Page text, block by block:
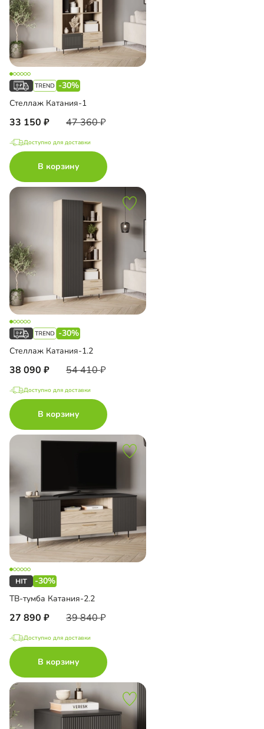
-30%
Стеллаж Катания-1
33 150 47 360
Доступно для доставки
В корзину
-30%
Стеллаж Катания-1.2
38 090 54 410
Доступно для доставки
В корзину
-30%
ТВ-тумба Катания-2.2
27 890 39 840
Доступно для доставки
В корзину